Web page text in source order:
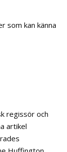
som kan känna
regissör och
artikel